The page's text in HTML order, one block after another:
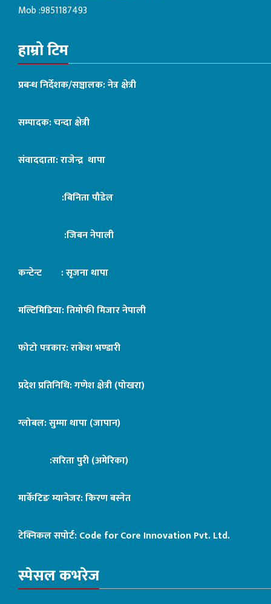
Mob :9851187493
हाम्रो टिम
प्रबन्ध निर्देशक/सञ्चालक: नेत्र क्षेत्री
सम्पादक: चन्दा क्षेत्री
संवाददाता: राजेन्द्र थापा
:बिनिता पौडेल
:जिबन नेपाली
कन्टेन्ट : सृजना थापा
मल्टिमिडिया: तिमोफी मिजार नेपाली
फोटो पत्रकार: राकेश भण्डारी
प्रदेश प्रतिनिधि: गणेश क्षेत्री (पोखरा)
ग्लोबल: सुम्मा थापा (जापान)
:सरिता पुरी (अमेरिका)
मार्केटिङ म्यानेजर: किरण बस्नेत
टेक्निकल सपोर्ट:Code for Core Innovation Pvt. Ltd.
स्पेसल कभरेज